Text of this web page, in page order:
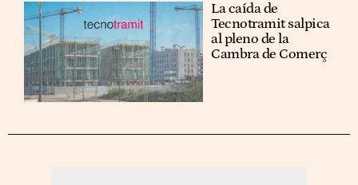
La caída de
Tecnotramit salpica
al pleno de la
Cambra de Comerç